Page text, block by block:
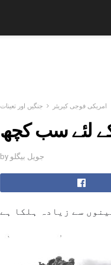
امریکی فوجی کیریئر جنگیں اور تعینات
کے لئے سب کچھ
by جویل بیگلو
سے زیادہ ہلکا ہے